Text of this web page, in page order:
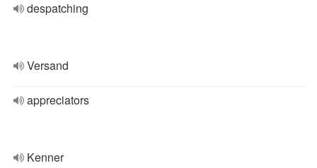
despatching
Versand
appreciators
Kenner